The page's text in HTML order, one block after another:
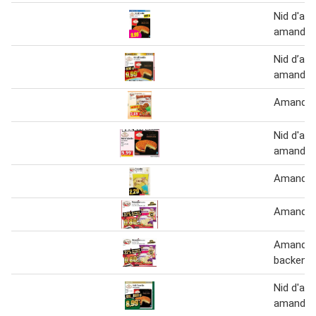
Nid
amandes
Nid
amandes
Nid
amandes
backen
Nid
amandes